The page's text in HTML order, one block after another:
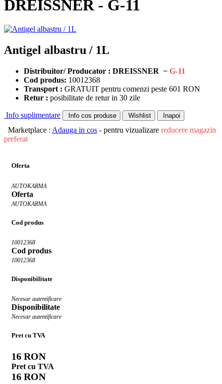
DREISSNER - G-11
Antigel albastru / 1L
Distribuitor/ Producator : DREISSNER − G-11
Cod produs: 10012368
Transport : GRATUIT pentru comenzi peste 601 RON
Retur : posibilitate de retur in 30 zile
Info suplimentare Info cos produse Wishlist Inapoi
Marketplace : Adauga in cos - pentru vizualizare reducere magazin
preferat
Oferta
AUTOKARMA
Oferta
AUTOKARMA
Cod produs
10012368
Cod produs
10012368
Disponibilitate
Necesar autentificare
Disponibilitate
Necesar autentificare
Pret cu TVA
16 RON
Pret cu TVA
16 RON